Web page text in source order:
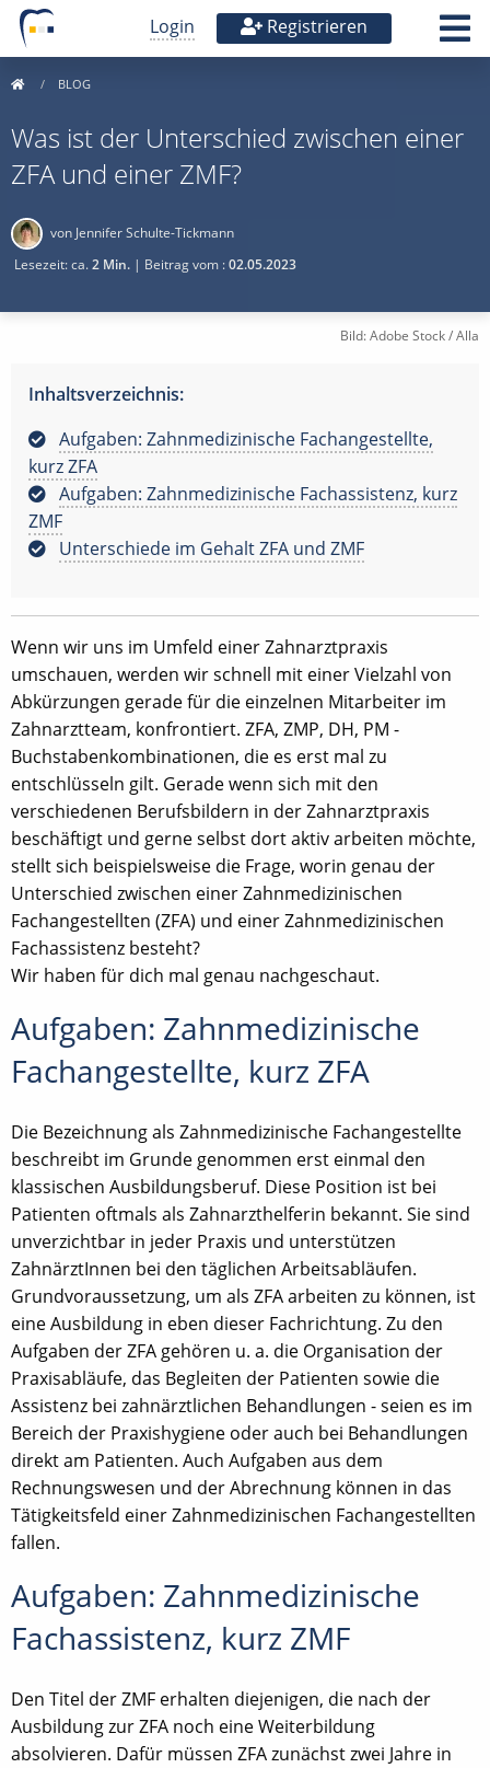
Login Registrieren
BLOG
Was ist der Unterschied zwischen einer
ZFA und einer ZMF?
von Jennifer Schulte-Tickmann
Lesezeit: ca.2 Min. | Beitrag vom :02.05.2023
Bild: Adobe Stock / Alla
Inhaltsverzeichnis:
Aufgaben: Zahnmedizinische Fachangestellte,
kurz ZFA
Aufgaben: Zahnmedizinische Fachassistenz, kurz
ZMF
Unterschiede im Gehalt ZFA und ZMF
Wenn wir uns im Umfeld einer Zahnarztpraxis
umschauen, werden wir schnell mit einer Vielzahl von
Abkürzungen gerade für die einzelnen Mitarbeiter im
Zahnarztteam, konfrontiert. ZFA, ZMP, DH, PM -
Buchstabenkombinationen, die es erst mal zu
entschlüsseln gilt. Gerade wenn sich mit den
verschiedenen Berufsbildern in der Zahnarztpraxis
beschäftigt und gerne selbst dort aktiv arbeiten möchte,
stellt sich beispielsweise die Frage, worin genau der
Unterschied zwischen einer Zahnmedizinischen
Fachangestellten (ZFA) und einer Zahnmedizinischen
Fachassistenz besteht?
Wir haben für dich mal genau nachgeschaut.
Aufgaben: Zahnmedizinische
Fachangestellte, kurz ZFA
Die Bezeichnung als Zahnmedizinische Fachangestellte
beschreibt im Grunde genommen erst einmal den
klassischen Ausbildungsberuf. Diese Position ist bei
Patienten oftmals als Zahnarzthelferin bekannt. Sie sind
unverzichtbar in jeder Praxis und unterstützen
ZahnärztInnen bei den täglichen Arbeitsabläufen.
Grundvoraussetzung, um als ZFA arbeiten zu können, ist
eine Ausbildung in eben dieser Fachrichtung. Zu den
Aufgaben der ZFA gehören u. a. die Organisation der
Praxisabläufe, das Begleiten der Patienten sowie die
Assistenz bei zahnärztlichen Behandlungen - seien es im
Bereich der Praxishygiene oder auch bei Behandlungen
direkt am Patienten. Auch Aufgaben aus dem
Rechnungswesen und der Abrechnung können in das
Tätigkeitsfeld einer Zahnmedizinischen Fachangestellten
fallen.
Aufgaben: Zahnmedizinische
Fachassistenz, kurz ZMF
Den Titel der ZMF erhalten diejenigen, die nach der
Ausbildung zur ZFA noch eine Weiterbildung
absolvieren. Dafür müssen ZFA zunächst zwei Jahre in